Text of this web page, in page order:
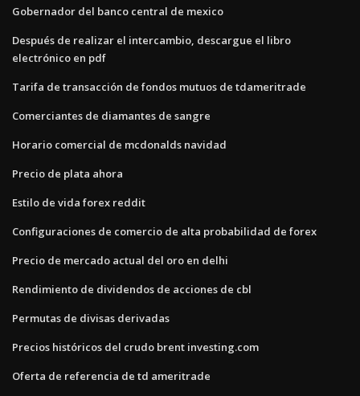
Gobernador del banco central de mexico
Después de realizar el intercambio, descargue el libro
electrónico en pdf
Tarifa de transacción de fondos mutuos de tdameritrade
Comerciantes de diamantes de sangre
Horario comercial de mcdonalds navidad
Precio de plata ahora
Estilo de vida forex reddit
Configuraciones de comercio de alta probabilidad de forex
Precio de mercado actual del oro en delhi
Rendimiento de dividendos de acciones de cbl
Permutas de divisas derivadas
Precios históricos del crudo brent investing.com
Oferta de referencia de td ameritrade